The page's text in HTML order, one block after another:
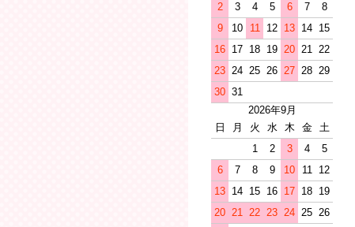
2
3 4 5 6 7
8
9
10 11 12 13 14 15
16 17 18 19 20 21 22
23 24 25 26 27 28 29
30 31
2026年9月
日
月 火 水 木 金
土
1
2 3 4
5
6
7 8 9 10 11
12
13 14 15 16 17 18 19
20 21 22 23 24 25 26